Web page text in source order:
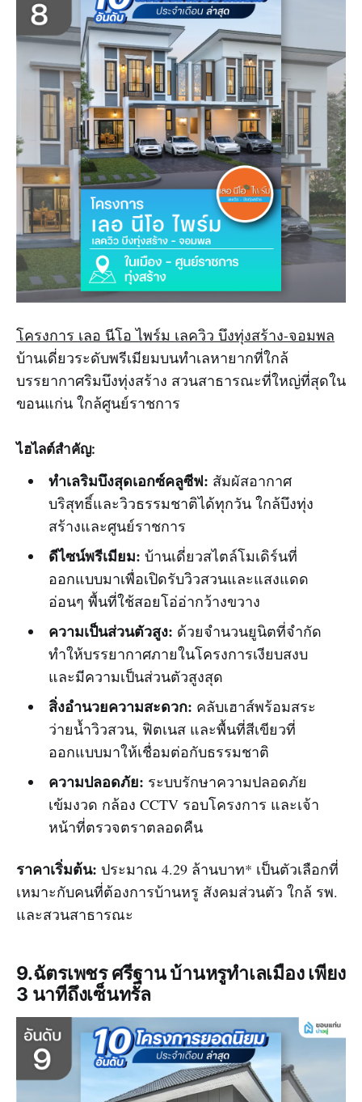
โครงการ เลอ นีโอ ไพร์ม เลควิว บึงทุ่งสร้าง-จอมพล
บ้านเดี่ยวระดับพรีเมียมบนทำเลหายากที่ใกล้
บรรยากาศริมบึงทุ่งสร้าง สวนสาธารณะที่ใหญ่ที่สุดใน
ขอนแก่น ใกล้ศูนย์ราชการ
ไฮไลต์สำคัญ:
ทำเลริมบึงสุดเอกซ์คลูซีฟ: สัมผัสอากาศ
บริสุทธิ์และวิวธรรมชาติได้ทุกวัน ใกล้บึงทุ่ง
สร้างและศูนย์ราชการ
ดีไซน์พรีเมียม: บ้านเดี่ยวสไตล์โมเดิร์นที่
ออกแบบมาเพื่อเปิดรับวิวสวนและแสงแดด
อ่อนๆ พื้นที่ใช้สอยโอ่อ่ากว้างขวาง
ความเป็นส่วนตัวสูง: ด้วยจำนวนยูนิตที่จำกัด
ทำให้บรรยากาศภายในโครงการเงียบสงบ
และมีความเป็นส่วนตัวสูงสุด
สิ่งอำนวยความสะดวก: คลับเฮาส์พร้อมสระ
ว่ายน้ำวิวสวน, ฟิตเนส และพื้นที่สีเขียวที่
ออกแบบมาให้เชื่อมต่อกับธรรมชาติ
ความปลอดภัย: ระบบรักษาความปลอดภัย
เข้มงวด กล้อง CCTV รอบโครงการ และเจ้า
หน้าที่ตรวจตราตลอดคืน
ราคาเริ่มต้น: ประมาณ 4.29 ล้านบาท* เป็นตัวเลือกที่
เหมาะกับคนที่ต้องการบ้านหรู สังคมส่วนตัว ใกล้ รพ.
และสวนสาธารณะ
9.ฉัตรเพชร ศรีฐาน บ้านหรูทำเลเมือง เพียง
3 นาทีถึงเซ็นทรัล